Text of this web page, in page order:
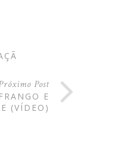
Post
E
(VÍDEO)